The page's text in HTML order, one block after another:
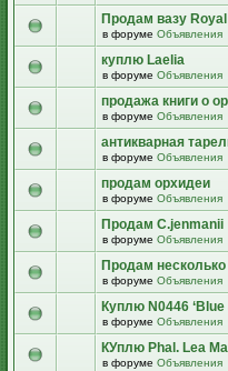
Продам вазу
в форуме Объявления
куплю Laelia
в форуме Объявления
продажа книги о
в форуме Объявления
антикварная
в форуме Объявления
продам орхидеи
в форуме Объявления
Продам C.jenmanii
в форуме Объявления
Продам
в форуме Объявления
Куплю N0446 ‘Blue
в форуме Объявления
КУплю Phal. Lea
в форуме Объявления